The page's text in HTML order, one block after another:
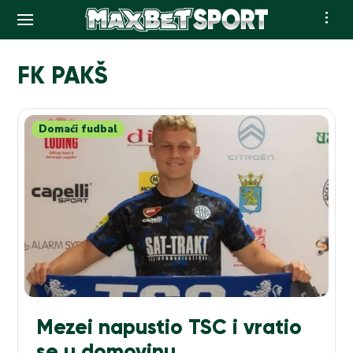
content
FK PAKŠ
Domaći fudbal
Mezei napustio TSC i vratio